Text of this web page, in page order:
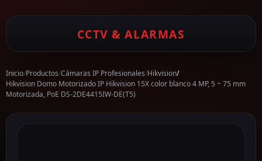
CCTV & ALARMAS
Inicio/Productos/Cámaras IP Profesionales/Hikvision/
Hikvision Domo Motorizado IP Hikvision 15X color blanco 4 MP, 5 ~ 75 mm
Motorizada, PoE DS-2DE4415IW-DE(T5)